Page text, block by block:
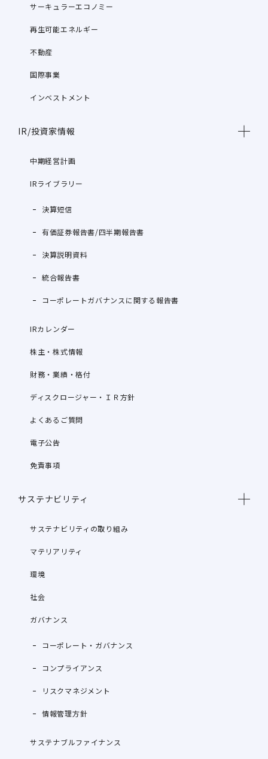
サーキュラーエコノミー
再生可能エネルギー
不動産
国際事業
インベストメント
IR/投資家情報
中期経営計画
IRライブラリー
決算短信
有価証券報告書/四半期報告書
決算説明資料
統合報告書
コーポレートガバナンスに関する報告書
IRカレンダー
株主・株式情報
財務・業績・格付
ディスクロージャー・ＩＲ方針
よくあるご質問
電子公告
免責事項
サステナビリティ
サステナビリティの取り組み
マテリアリティ
環境
社会
ガバナンス
コーポレート・ガバナンス
コンプライアンス
リスクマネジメント
情報管理方針
サステナブルファイナンス